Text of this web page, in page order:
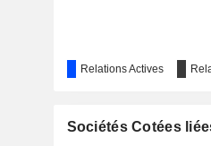
Relations Actives
Sociétés Cotées